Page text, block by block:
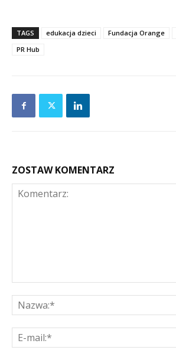
TAGS edukacja dzieci Fundacja Orange
PR Hub
ZOSTAW KOMENTARZ